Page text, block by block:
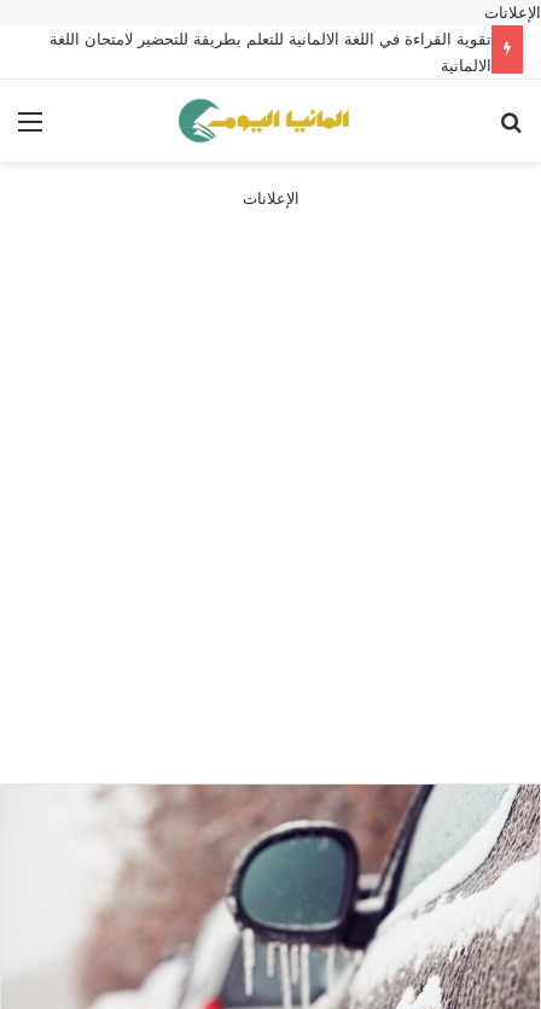
الإعلانات
تقوية القراءة في اللغة الالمانية للتعلم بطريقة للتحضير لامتحان اللغة
الالمانية
الإعلانات